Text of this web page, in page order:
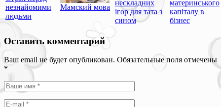
незнайомими
людьми
Мамский мова
нескладних
ігор для тата з
сином
материнського
капіталу в
бізнес
Оставить комментарий
Ваш email не будет опубликован. Обязательные поля отмечены
*